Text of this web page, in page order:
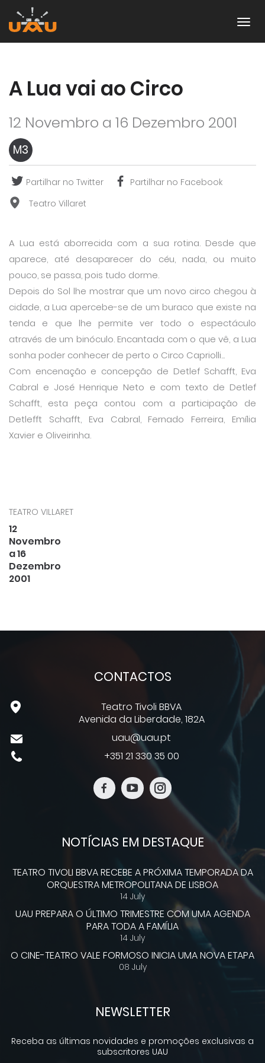
A Lua vai ao Circo
12 Novembro a 16 Dezembro 2001
M3
Partilhar no Twitter
Partilhar no Facebook
Teatro Villaret
A Lua está aborrecida com a sua rotina. Desde que
aparece, até desaparecer do céu, nada, ou muito
pouco, se passa, pois tudo dorme.
Depois do Sol lhe mostrar que um novo circo chegou à
cidade, a Lua apercebe-se de um buraco que existe na
tenda e que lhe permite ver todo o espectáculo
através de um binóculo. Encantada com o que vê, a Lua
sonha poder conhecer de perto o Circo Capriolli...
Com encenação e concepção de Detlef Schafft, Eva
Cabral e José Henrique Neto e com texto de Detlef
Schafft, esta peça contou com a participação de
Detlefft Schafft, Eva Cabral, Fernado Ferreira, Emília
Xavier e Oliveirinha.
TEATRO VILLARET
12
Novembro
a 16
Dezembro
2001
CONTACTOS
Teatro Tivoli BBVA
Avenida da Liberdade, 182A
uau@uau.pt
+351 21 330 35 00
NOTÍCIAS EM DESTAQUE
TEATRO TIVOLI BBVA RECEBE A PRÓXIMA TEMPORADA DA
ORQUESTRA METROPOLITANA DE LISBOA
14 July
UAU PREPARA O ÚLTIMO TRIMESTRE COM UMA AGENDA
PARA TODA A FAMÍLIA
14 July
O CINE-TEATRO VALE FORMOSO INICIA UMA NOVA ETAPA
08 July
NEWSLETTER
Receba as últimas novidades e promoções exclusivas a
subscritores UAU